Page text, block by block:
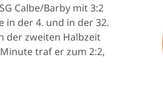
Calbe/Barby mit 3:2
in der 4. und in der 32.
der zweiten Halbzeit
traf er zum 2:2,